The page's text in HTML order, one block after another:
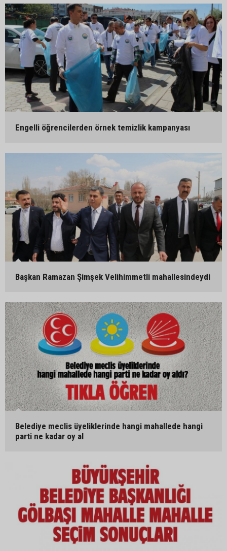
Engelli öğrencilerden örnek temizlik kampanyası
Başkan Ramazan Şimşek Velihimmetli mahallesindeydi
Belediye meclis üyeliklerinde hangi mahallede hangi
parti ne kadar oy al